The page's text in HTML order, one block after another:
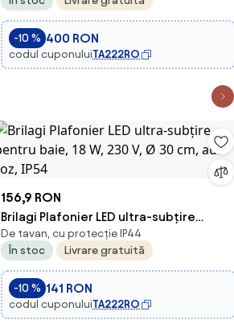
-10 % 400 RON
codul cuponuluiTA222RO
156,9 RON
Brilagi Plafonier LED ultra-subțire
pentru baie, 18 W, 230 V, Ø 30 cm, aur
roz, IP54
De tavan, cu protecție IP44
În stoc
Livrare gratuită
-10 % 141 RON
codul cuponuluiTA222RO